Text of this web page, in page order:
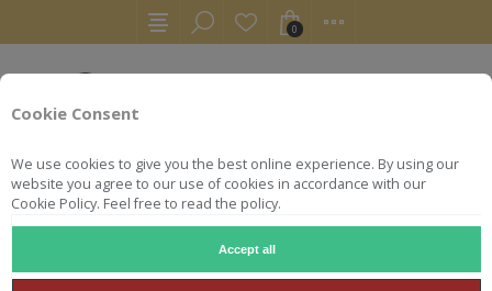
Cookie Consent
We use cookies to give you the best online experience. By using our
website you agree to our use of cookies in accordance with our
Cookie Policy. Feel free to read the policy.
Accept all
0